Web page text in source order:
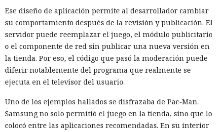
Ese diseño de aplicación permite al desarrollador cambiar
su comportamiento después de la revisión y publicación. El
servidor puede reemplazar el juego, el módulo publicitario
o el componente de red sin publicar una nueva versión en
la tienda. Por eso, el código que pasó la moderación puede
diferir notablemente del programa que realmente se
ejecuta en el televisor del usuario.
Uno de los ejemplos hallados se disfrazaba de Pac-Man.
Samsung no solo permitió el juego en la tienda, sino que lo
colocó entre las aplicaciones recomendadas. En su interior